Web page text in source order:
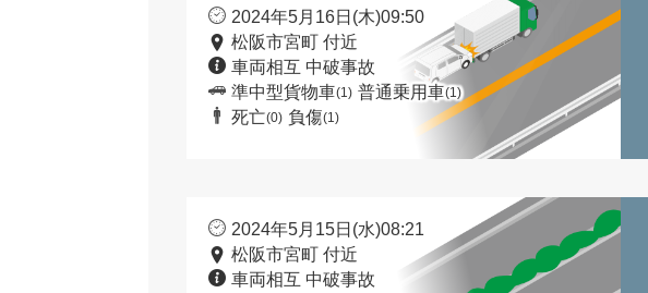
2024年5月16日(木)09:50
松阪市宮町 付近
車両相互 中破事故
準中型貨物車(1) 普通乗用車(1)
死亡(0) 負傷(1)
2024年5月15日(水)08:21
松阪市宮町 付近
車両相互 中破事故